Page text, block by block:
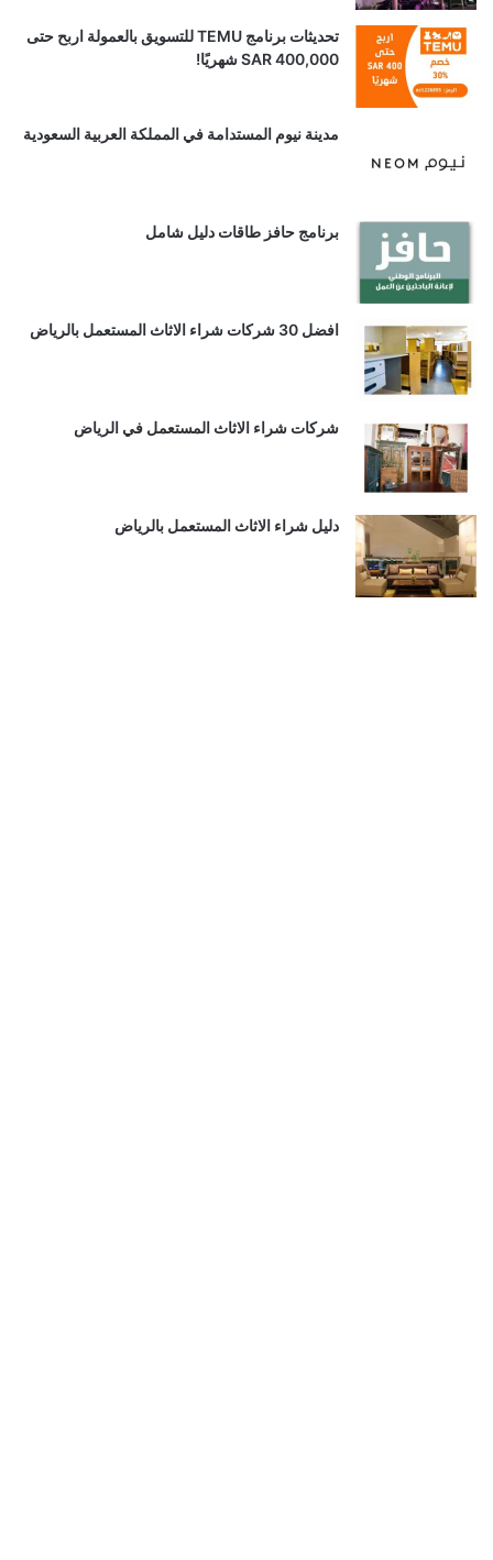
تحديثات برنامج TEMU للتسويق بالعمولة اربح حتى
SAR 400,000 شهريًا!
مدينة نيوم المستدامة في المملكة العربية السعودية
برنامج حافز طاقات دليل شامل
افضل 30 شركات شراء الاثاث المستعمل بالرياض
شركات شراء الاثاث المستعمل في الرياض
دليل شراء الاثاث المستعمل بالرياض